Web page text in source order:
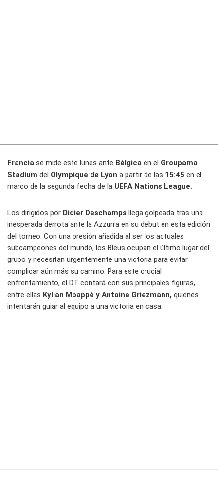
Francia se mide este lunes ante Bélgica en el Groupama
Stadium del Olympique de Lyon a partir de las 15:45 en el
marco de la segunda fecha de la UEFA Nations League.
Los dirigidos por Didier Deschamps llega golpeada tras una
inesperada derrota ante la Azzurra en su debut en esta edición
del torneo. Con una presión añadida al ser los actuales
subcampeones del mundo, los Bleus ocupan el último lugar del
grupo y necesitan urgentemente una victoria para evitar
complicar aún más su camino. Para este crucial
enfrentamiento, el DT contará con sus principales figuras,
entre ellas Kylian Mbappé y Antoine Griezmann, quienes
intentarán guiar al equipo a una victoria en casa.